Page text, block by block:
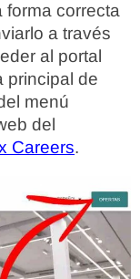
forma correcta
a través
al portal
principal de
menú
del
Careers.